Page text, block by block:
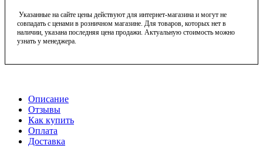
Указанные на сайте цены действуют для интернет-магазина и могут не
совпадать с ценами в розничном магазине. Для товаров, которых нет в
наличии, указана последняя цена продажи. Актуальную стоимость можно
узнать у менеджера.
Описание
Отзывы
Как купить
Оплата
Доставка